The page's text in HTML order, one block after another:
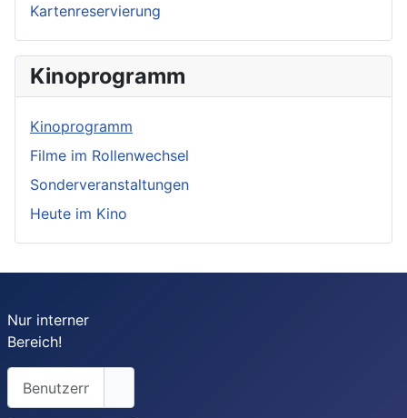
Kartenreservierung
Kinoprogramm
Kinoprogramm
Filme im Rollenwechsel
Sonderveranstaltungen
Heute im Kino
Nur interner
Bereich!
Benutzername